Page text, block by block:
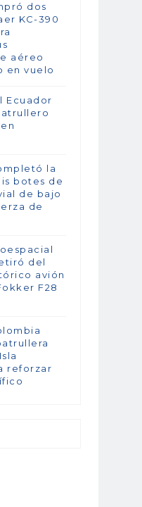
dos
KC-390
aéreo
en vuelo
Ecuador
la
botes de
de bajo
de
del
avión
F28
reforzar